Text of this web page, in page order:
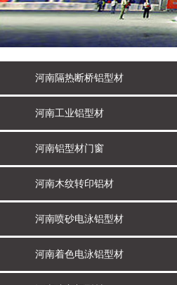
河南隔热断桥铝型材
河南工业铝型材
河南铝型材门窗
河南木纹转印铝材
河南喷砂电泳铝型材
河南着色电泳铝型材